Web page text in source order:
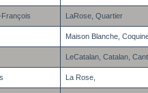
LaRose, Quartier
Maison Blanche,
LeCatalan, Catalan,
La Rose,